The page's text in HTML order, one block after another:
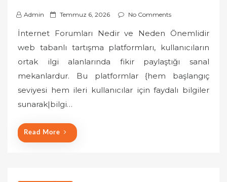
Admin
P
s
t
e
d
o
Temmuz 6, 2026 No Comments
İnternet Forumları Nedir ve Neden Önemlidir
web tabanlı tartışma platformları, kullanıcıların
ortak ilgi alanlarında fikir paylaştığı sanal
mekanlardur. Bu platformlar {hem başlangıç
seviyesi hem ileri kullanıcılar için faydalı bilgiler
sunarak|bilgi…
Read More